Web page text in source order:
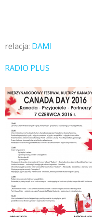
relacja: DAMI
RADIO PLUS